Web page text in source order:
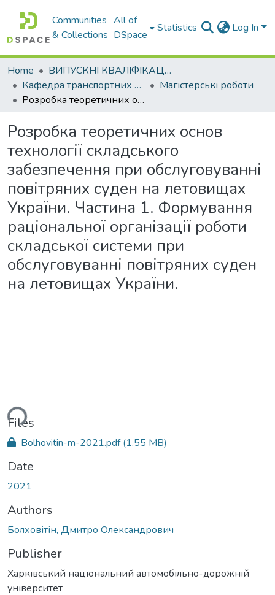
Communities
& Collections
All of
DSpace
Statistics Log In
Home
ВИПУСКНІ КВАЛІФІКАЦІЙНІ РОБОТИ
Кафедра транспортних технологій
Магістерські роботи
Розробка теоретичних основ технології складського забезпечення при обслуговуванні повітряних суден на летовищах України. Частина 1. Формування раціональної організації роботи складської системи при обслуговуванні повітряних суден на летовищах України.
Розробка теоретичних основ
технології складського
забезпечення при обслуговуванні
повітряних суден на летовищах
України. Частина 1. Формування
раціональної організації роботи
складської системи при
обслуговуванні повітряних суден
на летовищах України.
Files
Bolhovitin-m-2021.pdf(1.55 MB)
Date
2021
Authors
Болховітін, Дмитро Олександрович
Publisher
Харківський національний автомобільно-дорожній
університет